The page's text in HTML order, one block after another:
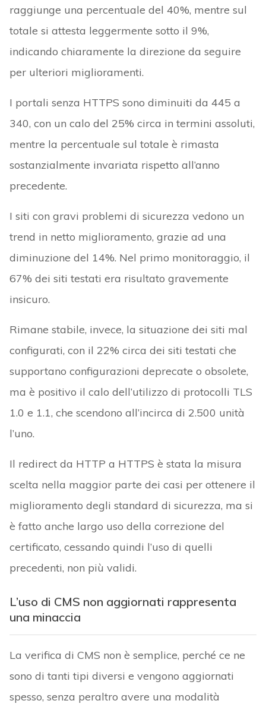
raggiunge una percentuale del 40%, mentre sul
totale si attesta leggermente sotto il 9%,
indicando chiaramente la direzione da seguire
per ulteriori miglioramenti.
I portali senza HTTPS sono diminuiti da 445 a
340, con un calo del 25% circa in termini assoluti,
mentre la percentuale sul totale è rimasta
sostanzialmente invariata rispetto all’anno
precedente.
I siti con gravi problemi di sicurezza vedono un
trend in netto miglioramento, grazie ad una
diminuzione del 14%. Nel primo monitoraggio, il
67% dei siti testati era risultato gravemente
insicuro.
Rimane stabile, invece, la situazione dei siti mal
configurati, con il 22% circa dei siti testati che
supportano configurazioni deprecate o obsolete,
ma è positivo il calo dell’utilizzo di protocolli TLS
1.0 e 1.1, che scendono all’incirca di 2.500 unità
l’uno.
Il redirect da HTTP a HTTPS è stata la misura
scelta nella maggior parte dei casi per ottenere il
miglioramento degli standard di sicurezza, ma si
è fatto anche largo uso della correzione del
certificato, cessando quindi l’uso di quelli
precedenti, non più validi.
L’uso di CMS non aggiornati rappresenta
una minaccia
La verifica di CMS non è semplice, perché ce ne
sono di tanti tipi diversi e vengono aggiornati
spesso, senza peraltro avere una modalità